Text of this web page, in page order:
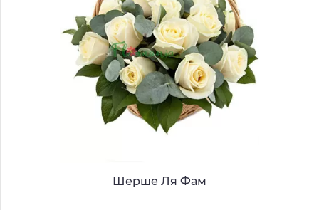
Шерше Ля Фам